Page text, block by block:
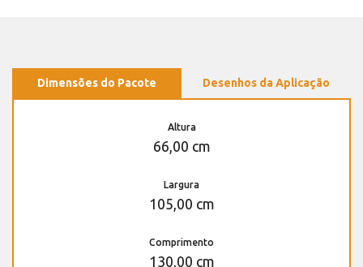
Dimensões do Pacote Desenhos da Aplicação
Altura
66,00 cm
Largura
105,00 cm
Comprimento
130,00 cm